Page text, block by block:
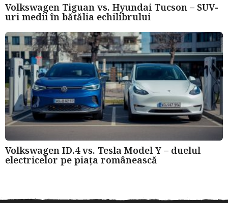
Volkswagen Tiguan vs. Hyundai Tucson – SUV-
uri medii în bătălia echilibrului
Volkswagen ID.4 vs. Tesla Model Y – duelul
electricelor pe piața românească